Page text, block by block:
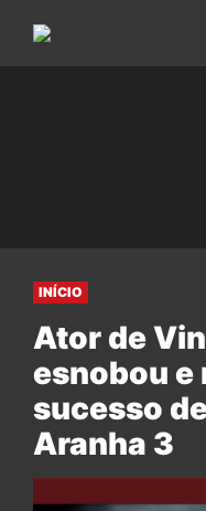
INÍCIO
Ator de
esnobou e
sucesso
Aranha 3